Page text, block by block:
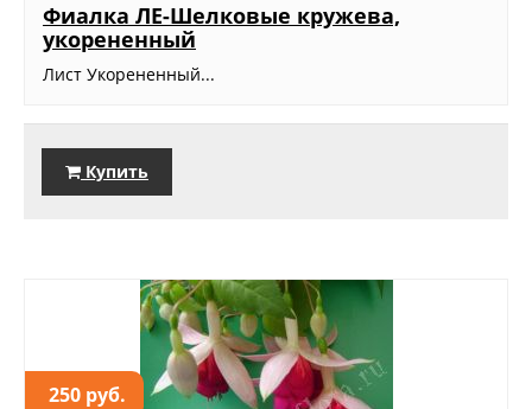
Фиалка ЛЕ-Шелковые кружева,
укорененный
Лист Укорененный...
Купить
250 руб.